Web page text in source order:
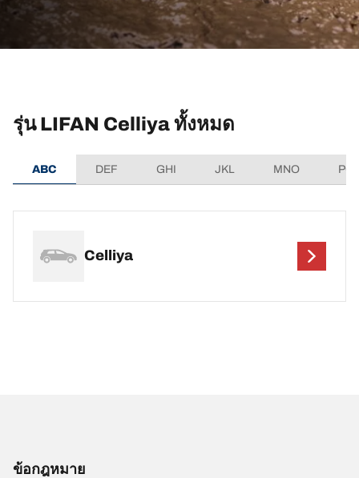
รุ่น LIFAN Celliya ทั้งหมด
ABC DEF GHI JKL MNO
Celliya
ข้อกฎหมาย